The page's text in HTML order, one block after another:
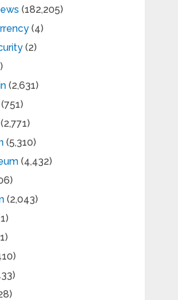
(182,205)
(4)
(2)
(2,631)
(2,771)
(5,310)
(4,432)
(2,043)